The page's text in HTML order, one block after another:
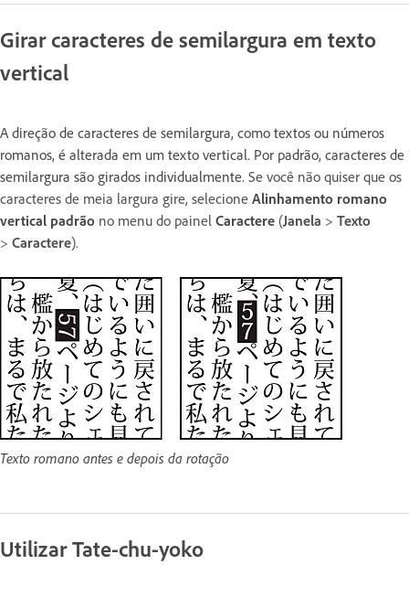
Girar caracteres de semilargura em texto
vertical
A direção de caracteres de semilargura, como textos ou números
romanos, é alterada em um texto vertical. Por padrão, caracteres de
semilargura são girados individualmente. Se você não quiser que os
caracteres de meia largura gire, selecione Alinhamento romano
vertical padrão no menu do painel Caractere (Janela > Texto
> Caractere).
Texto romano antes e depois da rotação
Utilizar Tate-chu-yoko